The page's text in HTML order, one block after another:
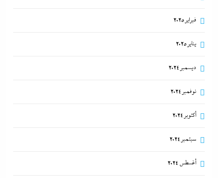
فبراير 2025
يناير 2025
ديسمبر 2024
نوفمبر 2024
أكتوبر 2024
سبتمبر 2024
أغسطس 2024